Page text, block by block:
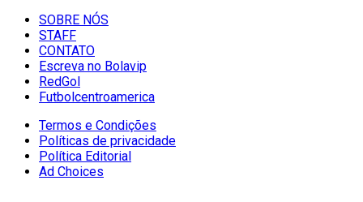
SOBRE NÓS
STAFF
CONTATO
Escreva no Bolavip
RedGol
Futbolcentroamerica
Termos e Condições
Políticas de privacidade
Política Editorial
Ad Choices